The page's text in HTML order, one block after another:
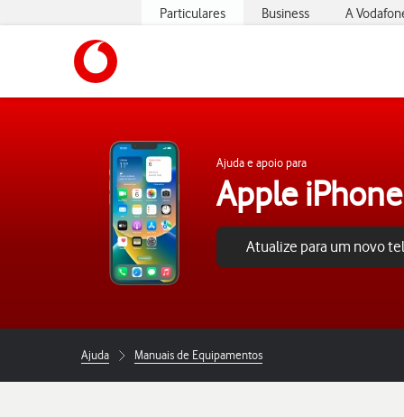
Particulares Business A
Ajuda e apoio para
Apple
Atualize para um novo
Ajuda Manuais de Equipamentos